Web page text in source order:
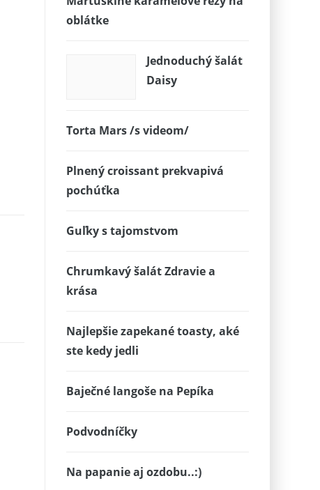
oblátke
Jednoduchý šalát
Daisy
Torta Mars /s videom/
Plnený croissant prekvapivá
pochúťka
Guľky s tajomstvom
Chrumkavý šalát Zdravie a
krása
Najlepšie zapekané toasty, aké
ste kedy jedli
Baječné langoše na Pepíka
Podvodníčky
Na papanie aj ozdobu..:)